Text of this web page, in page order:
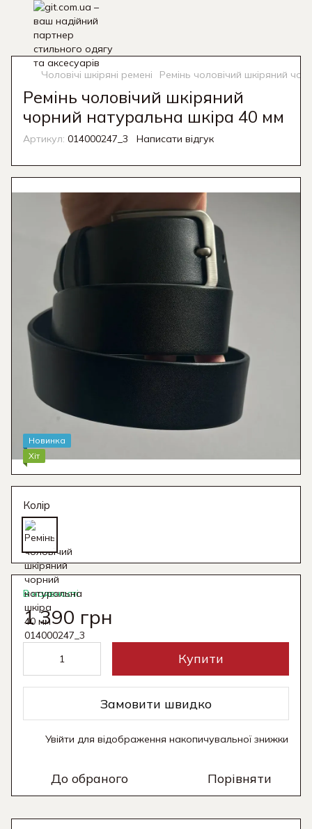
Чоловічі шкіряні ремені Ремінь чоловічий шкіряний
Ремінь чоловічий шкіряний
чорний натуральна шкіра 40 мм
Артикул: 014000247_3 Написати відгук
Новинка
Хіт
Колір
В наявності
1 390 грн
Купити
Замовити швидко
Увійти для відображення накопичувальної знижки
До обраного Порівняти